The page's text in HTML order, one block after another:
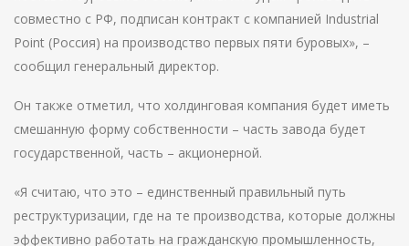
совместно с РФ, подписан контракт с компанией Industrial
Point (Россия) на производство первых пяти буровых», –
сообщил генеральный директор.
Он также отметил, что холдинговая компания будет иметь
смешанную форму собственности – часть завода будет
государственной, часть – акционерной.
«Я считаю, что это – единственный правильный путь
реструктуризации, где на те производства, которые должны
эффективно работать на гражданскую промышленность,